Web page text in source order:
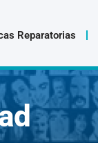
Reparatorias